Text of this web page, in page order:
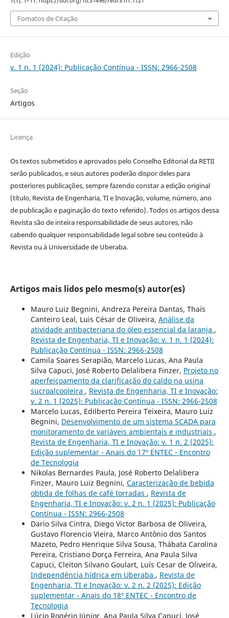
Fomatos de Citação
Edição
v. 1 n. 1 (2024): Publicação Contínua - ISSN: 2966-2508
Seção
Artigos
Licença
Os textos submetidos e aprovados pelo Conselho Editorial da RETII
serão publicados, e seus autores poderão dispor deles para
posteriores publicações, sempre fazendo constar a edição original
(título, Revista de Engenharia, TI e Inovação, volume, número, ano
de publicação e paginação do texto referido). Todos os artigos dessa
Revista são de inteira responsabilidade de seus autores, não
cabendo qualquer responsabilidade legal sobre seu conteúdo à
Revista ou à Universidade de Uberaba.
Artigos mais lidos pelo mesmo(s) autor(es)
Mauro Luiz Begnini, Andreza Pereira Dantas, Thaís
Canteiro Leal, Luis César de Oliveira, Análise da
atividade antibacteriana do óleo essencial da laranja ,
Revista de Engenharia, TI e Inovação: v. 1 n. 1 (2024):
Publicação Contínua - ISSN: 2966-2508
Camila Soares Serapião, Marcelo Lucas, Ana Paula
Silva Capuci, José Roberto Delalibera Finzer, Projeto no
aperfeiçoamento da clarificação do caldo na usina
sucroalcooleira , Revista de Engenharia, TI e Inovação:
v. 2 n. 1 (2025): Publicação Contínua - ISSN: 2966-2508
Marcelo Lucas, Edilberto Pereira Teixeira, Mauro Luiz
Begnini, Desenvolvimento de um sistema SCADA para
monitoramento de variáveis ambientais e industriais ,
Revista de Engenharia, TI e Inovação: v. 1 n. 2 (2025):
Edição suplementar - Anais do 17º ENTEC - Encontro
de Tecnologia
Nikolas Bernardes Paula, José Roberto Delalibera
Finzer, Mauro Luiz Begnini, Caracterização de bebida
obtida de folhas de café torradas , Revista de
Engenharia, TI e Inovação: v. 2 n. 1 (2025): Publicação
Contínua - ISSN: 2966-2508
Dario Silva Cintra, Diego Victor Barbosa de Oliveira,
Gustavo Florencio Vieira, Marco Antônio dos Santos
Mazeto, Pedro Henrique Silva Sousa, Thábata Carolina
Pereira, Cristiano Dorça Ferreira, Ana Paula Silva
Capuci, Cleiton Silvano Goulart, Luís Cesar de Oliveira,
Independência hídrica em Uberaba , Revista de
Engenharia, TI e Inovação: v. 2 n. 2 (2025): Edição
suplementar - Anais do 18º ENTEC - Encontro de
Tecnologia
Lúcio Rogério Júnior, Ana Paula Silva Capuci, José